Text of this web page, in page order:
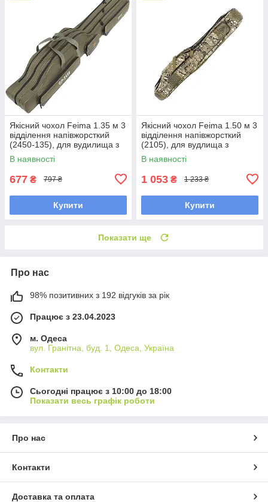
Якісний чохол Feima 1.35 м 3
відділення напівжорсткий
(2450-135), для вудилища з
котушкою (темно-оливковий,
хакі)
В наявності
677 ₴ 797 ₴
Купити
Якісний чохол Feima 1.50 м 3
відділення напівжорсткий
(2105), для вудлища з
котушкою (камуфляж
лісовий)
В наявності
1 053 ₴ 1 233 ₴
Купити
Показати ще
Про нас
98% позитивних з 192 відгуків за рік
Працює з 23.04.2023
м. Одеса
вул. Гранітна, буд. 1, Одеса, Україна
Контакти
Сьогодні працює з 10:00 до 18:00
Показати весь графік роботи
Про нас
Контакти
Доставка та оплата